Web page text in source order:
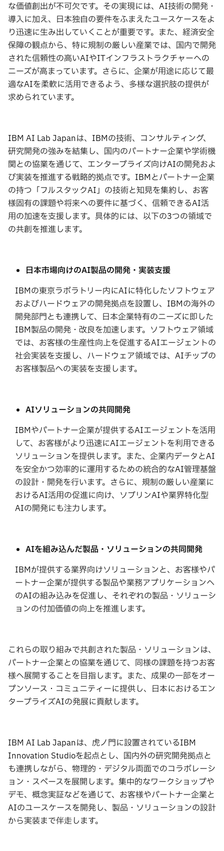
な価値創出が不可欠です。その実現には、AI技術の開発・
導入に加え、日本独自の要件をふまえたユースケースをよ
り迅速に生み出していくことが重要です。また、経済安全
保障の観点から、特に規制の厳しい産業では、国内で開発
された信頼性の高いAIやITインフラストラクチャーへの
ニーズが高まっています。さらに、企業が用途に応じて最
適なAIを柔軟に活用できるよう、多様な選択肢の提供が
求められています。
IBM AI Lab Japanは、IBMの技術、コンサルティング、
研究開発の強みを結集し、国内のパートナー企業や学術機
関との協業を通じて、エンタープライズ向けAIの開発およ
び実装を推進する戦略的拠点です。IBMとパートナー企業
の持つ「フルスタックAI」の技術と知見を集約し、お客
様固有の課題や将来への要件に基づく、信頼できるAI活
用の加速を支援します。具体的には、以下の3つの領域で
の共創を推進します。
日本市場向けのAI製品の開発・実装支援
IBMの東京ラボラトリー内にAIに特化したソフトウェア
およびハードウェアの開発拠点を設置し、IBMの海外の
開発部門とも連携して、日本企業特有のニーズに即した
IBM製品の開発・改良を加速します。ソフトウェア領域
では、お客様の生産性向上を促進するAIエージェントの
社会実装を支援し、ハードウェア領域では、AIチップの
お客様製品への実装を支援します。
AIソリューションの共同開発
IBMやパートナー企業が提供するAIエージェントを活用
して、お客様がより迅速にAIエージェントを利用できる
ソリューションを提供します。また、企業内データとAI
を安全かつ効率的に運用するための統合的なAI管理基盤
の設計・開発を行います。さらに、規制の厳しい産業に
おけるAI活用の促進に向け、ソブリンAIや業界特化型
AIの開発にも注力します。
AIを組み込んだ製品・ソリューションの共同開発
IBMが提供する業界向けソリューションと、お客様やパ
ートナー企業が提供する製品や業務アプリケーションへ
のAIの組み込みを促進し、それぞれの製品・ソリューシ
ョンの付加価値の向上を推進します。
これらの取り組みで共創された製品・ソリューションは、
パートナー企業との協業を通じて、同様の課題を持つお客
様へ展開することを目指します。また、成果の一部をオー
プンソース・コミュニティーに提供し、日本におけるエン
タープライズAIの発展に貢献します。
IBM AI Lab Japanは、虎ノ門に設置されているIBM
Innovation Studioを起点とし、国内外の研究開発拠点と
も連携しながら、物理的・デジタル両面でのコラボレーシ
ョン・スペースを展開します。集中的なワークショップや
デモ、概念実証などを通じて、お客様やパートナー企業と
AIのユースケースを開発し、製品・ソリューションの設計
から実装まで伴走します。